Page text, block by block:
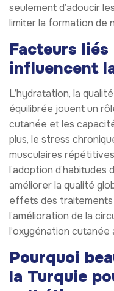
seulement d’adoucir
limiter la formation de
Facteurs
influencent
L’hydratation, la
équilibrée jouent un
cutanée et les
plus, le stress
musculaires
l’adoption
améliorer la qualité
effets des
l’amélioration de la
l’oxygénation cutanée
Pourquoi
la Turquie